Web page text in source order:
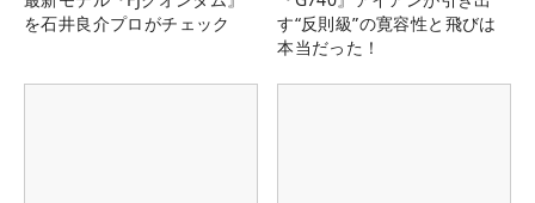
を石井良介プロがチェック
す“反則級”の寛容性と飛びは
本当だった！